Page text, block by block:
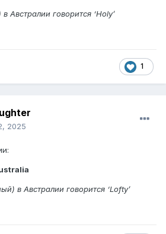
Австралии говорится ‘Holy’
1
2025
в Австралии говорится ‘Lofty’